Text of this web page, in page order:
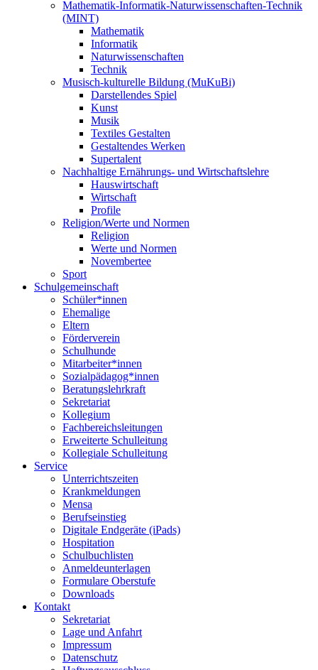
Mathematik-Informatik-Naturwissenschaften-Technik
(MINT)
Mathematik
Informatik
Naturwissenschaften
Technik
Musisch-kulturelle Bildung (MuKuBi)
Darstellendes Spiel
Kunst
Musik
Textiles Gestalten
Gestaltendes Werken
Supertalent
Nachhaltige Ernährungs- und Wirtschaftslehre
Hauswirtschaft
Wirtschaft
Profile
Religion/Werte und Normen
Religion
Werte und Normen
Novembertee
Sport
Schulgemeinschaft
Schüler*innen
Ehemalige
Eltern
Förderverein
Schulhunde
Mitarbeiter*innen
Sozialpädagog*innen
Beratungslehrkraft
Sekretariat
Kollegium
Fachbereichsleitungen
Erweiterte Schulleitung
Kollegiale Schulleitung
Service
Unterrichtszeiten
Krankmeldungen
Mensa
Berufseinstieg
Digitale Endgeräte (iPads)
Hospitation
Schulbuchlisten
Anmeldeunterlagen
Formulare Oberstufe
Downloads
Kontakt
Sekretariat
Lage und Anfahrt
Impressum
Datenschutz